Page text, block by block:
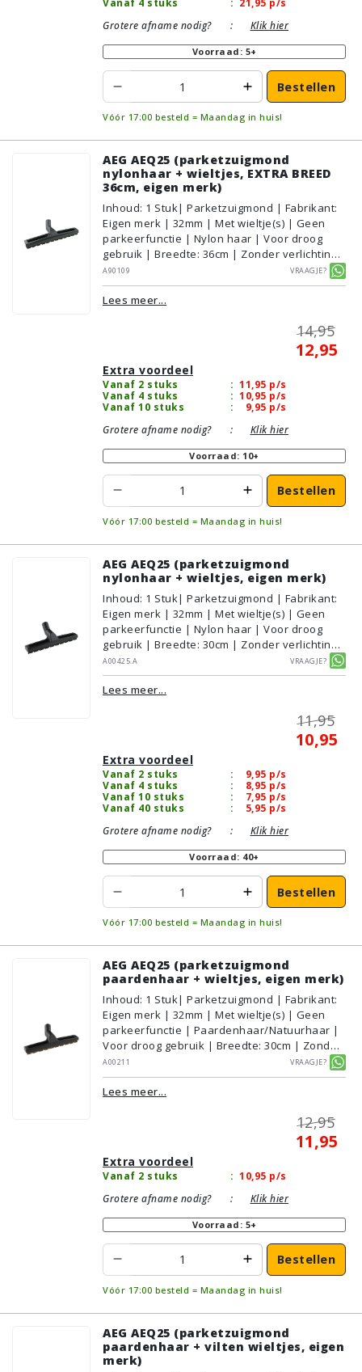
Vanaf 4 stuks : 21,95 p/s
Grotere afname nodig?
: Klik hier
Voorraad: 5+
Bestellen
Vóór 17:00 besteld = Maandag in huis!
AEG AEQ25 (parketzuigmond
nylonhaar + wieltjes, EXTRA BREED
36cm, eigen merk)
Inhoud: 1 Stuk| Parketzuigmond | Fabrikant:
Eigen merk | 32mm | Met wieltje(s) | Geen
parkeerfunctie | Nylon haar | Voor droog
gebruik | Breedte: 36cm | Zonder verlichting |
Zonder kliksysteem | Zwart | Alternatief |
Geschikt voor vloertype: Plavuizen/Tegels,
Parket/Laminaat, PVC/Vinyl
A90109 Vraagje?
Lees meer...
14,95
12,95
Extra voordeel
Vanaf 2 stuks : 11,95 p/s
Vanaf 4 stuks
: 10,95 p/s
Vanaf 10 stuks
: 9,95 p/s
Grotere afname nodig?
: Klik hier
Voorraad: 10+
Bestellen
Vóór 17:00 besteld = Maandag in huis!
AEG AEQ25 (parketzuigmond
nylonhaar + wieltjes, eigen merk)
Inhoud: 1 Stuk| Parketzuigmond | Fabrikant:
Eigen merk | 32mm | Met wieltje(s) | Geen
parkeerfunctie | Nylon haar | Voor droog
gebruik | Breedte: 30cm | Zonder verlichting |
Zonder kliksysteem | Zwart | Alternatief |
Geschikt voor vloertype: Plavuizen/Tegels,
Parket/Laminaat, PVC/Vinyl
A00425.A Vraagje?
Lees meer...
11,95
10,95
Extra voordeel
Vanaf 2 stuks : 9,95 p/s
Vanaf 4 stuks
: 8,95 p/s
Vanaf 10 stuks
: 7,95 p/s
Vanaf 40 stuks
: 5,95 p/s
Grotere afname nodig?
: Klik hier
Voorraad: 40+
Bestellen
Vóór 17:00 besteld = Maandag in huis!
AEG AEQ25 (parketzuigmond
paardenhaar + wieltjes, eigen merk)
Inhoud: 1 Stuk| Parketzuigmond | Fabrikant:
Eigen merk | 32mm | Met wieltje(s) | Geen
parkeerfunctie | Paardenhaar/Natuurhaar |
Voor droog gebruik | Breedte: 30cm | Zonder
verlichting | Zonder kliksysteem | Zwart |
Alternatief | Geschikt voor vloertype:
Plavuizen/Tegels, Parket/Laminaat, PVC/Vinyl
A00211 Vraagje?
Lees meer...
12,95
11,95
Extra voordeel
Vanaf 2 stuks : 10,95 p/s
Grotere afname nodig?
: Klik hier
Voorraad: 5+
Bestellen
Vóór 17:00 besteld = Maandag in huis!
AEG AEQ25 (parketzuigmond
paardenhaar + vilten wieltjes, eigen
merk)